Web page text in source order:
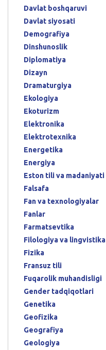
Davlat boshqaruvi
Davlat siyosati
Demografiya
Dinshunoslik
Diplomatiya
Dizayn
Dramaturgiya
Ekologiya
Ekoturizm
Elektronika
Elektrotexnika
Energetika
Energiya
Eston tili va madaniyati
Falsafa
Fan va texnologiyalar
Fanlar
Farmatsevtika
Filologiya va lingvistika
Fizika
Fransuz tili
Fuqarolik muhandisligi
Gender tadqiqotlari
Genetika
Geofizika
Geografiya
Geologiya